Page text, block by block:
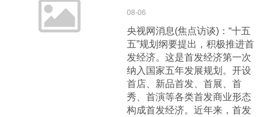
08-06
央视网消息(焦点访谈)：“十五
五”规划纲要提出，积极推进首
发经济。这是首发经济第一次
纳入国家五年发展规划。开设
首店、新品首发、首展、首
秀、首演等各类首发商业形态
构成首发经济。近年来，首发